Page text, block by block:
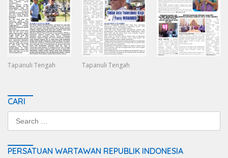
Tapanuli Tengah Tapanuli Tengah
CARI
PERSATUAN WARTAWAN REPUBLIK INDONESIA